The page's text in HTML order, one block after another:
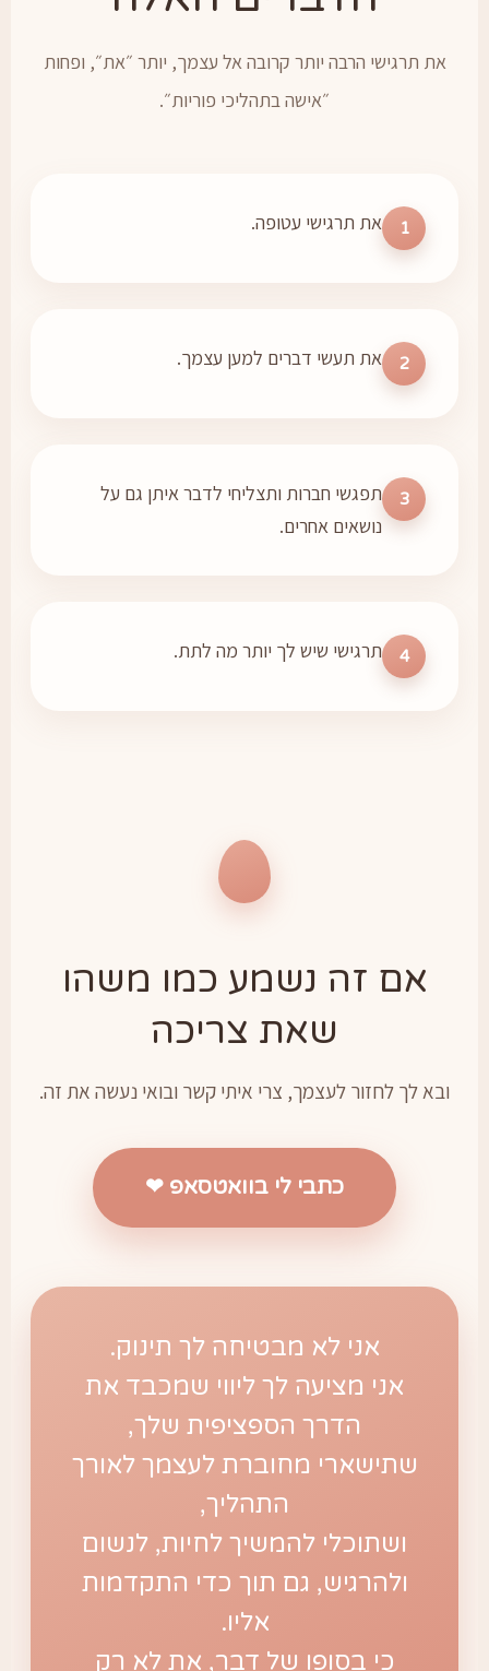
את תרגישי הרבה יותר קרובה אל עצמך, יותר ״את״, ופחות
״אישה בתהליכי פוריות״.
1 את תרגישי עטופה.
2 את תעשי דברים למען עצמך.
3
תפגשי חברות ותצליחי לדבר איתן גם על
נושאים אחרים.
4 תרגישי שיש לך יותר מה לתת.
אם זה נשמע כמו משהו
שאת צריכה
ובא לך לחזור לעצמך, צרי איתי קשר ובואי נעשה את זה.
כתבי לי בוואטסאפ ❤
אני לא מבטיחה לך תינוק.
אני מציעה לך ליווי שמכבד את
הדרך הספציפית שלך,
שתישארי מחוברת לעצמך לאורך
התהליך,
ושתוכלי להמשיך לחיות, לנשום
ולהרגיש, גם תוך כדי התקדמות
אליו.
כי בסופו של דבר, את לא רק